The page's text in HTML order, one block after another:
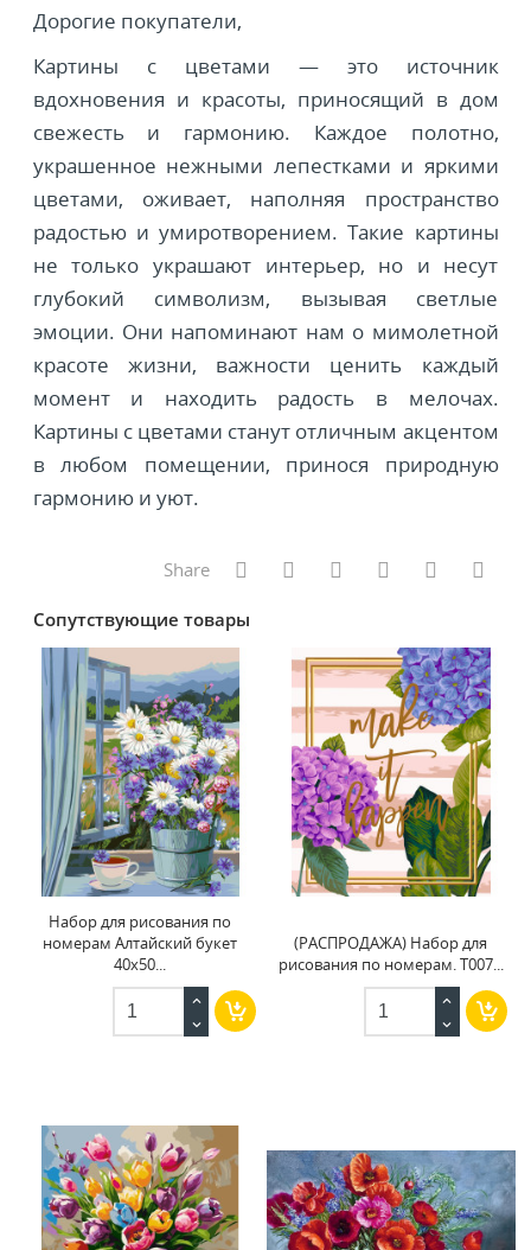
Дорогие покупатели,
Картины с цветами — это источник
вдохновения и красоты, приносящий в дом
свежесть и гармонию. Каждое полотно,
украшенное нежными лепестками и яркими
цветами, оживает, наполняя пространство
радостью и умиротворением. Такие картины
не только украшают интерьер, но и несут
глубокий символизм, вызывая светлые
эмоции. Они напоминают нам о мимолетной
красоте жизни, важности ценить каждый
момент и находить радость в мелочах.
Картины с цветами станут отличным акцентом
в любом помещении, принося природную
гармонию и уют.
Share
Сопутствующие товары
Набор для рисования по
номерам Алтайский букет
40x50...
(РАСПРОДАЖА) Набор для
рисования по номерам. T007...